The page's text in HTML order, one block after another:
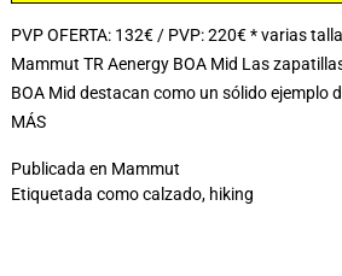
PVP OFERTA: 132€ / PVP: 220€ * varias
Mammut TR Aenergy BOA Mid Las
BOA Mid destacan como un sólido ejemplo
MÁS
Publicada en Mammut
Etiquetada comocalzado, hiking